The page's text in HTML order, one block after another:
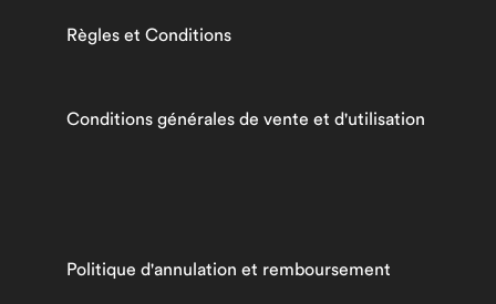
Règles et Conditions
Conditions générales de vente et d'utilisation
Politique d'annulation et remboursement